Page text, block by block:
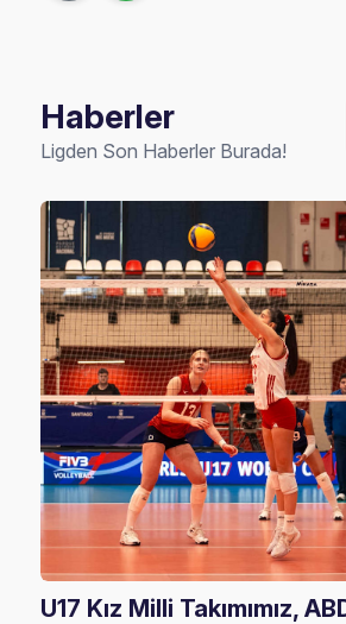
Haberler
Ligden Son Haberler Burada!
U17 Kız Milli Takımımız,